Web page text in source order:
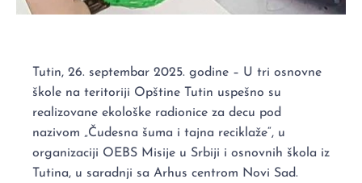
Tutin, 26. septembar 2025. godine – U tri osnovne
škole na teritoriji Opštine Tutin uspešno su
realizovane ekološke radionice za decu pod
nazivom „Čudesna šuma i tajna reciklaže“, u
organizaciji OEBS Misije u Srbiji i osnovnih škola iz
Tutina, u saradnji sa Arhus centrom Novi Sad.